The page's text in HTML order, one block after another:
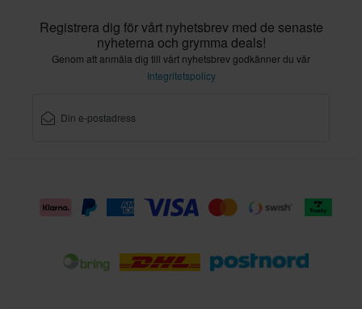
Registrera dig för vårt nyhetsbrev med de senaste
nyheterna och grymma deals!
Genom att anmäla dig till vårt nyhetsbrev godkänner du vår
Integritetspolicy